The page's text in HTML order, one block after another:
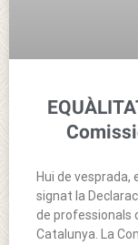
Hui de vesprada,
signat la
de professionals
Catalunya. La